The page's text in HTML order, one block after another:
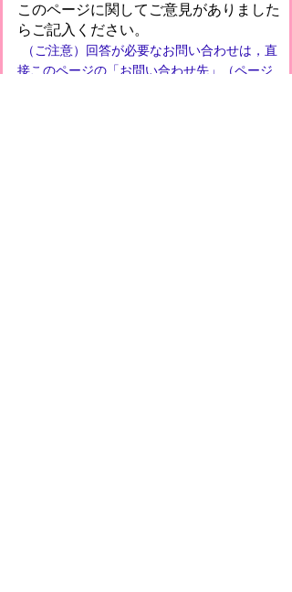
このページに関してご意見がありました
らご記入ください。
（ご注意）回答が必要なお問い合わせは，直
接このページの「お問い合わせ先」（ページ